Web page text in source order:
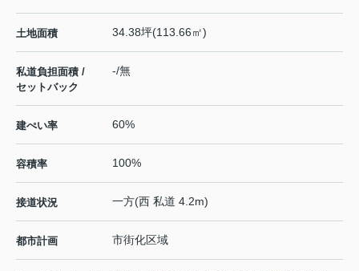
土地面積 34.38坪(113.66㎡)
私道負担面積 /
セットバック
-/無
建ぺい率 60%
容積率 100%
接道状況 一方(西 私道 4.2m)
都市計画 市街化区域